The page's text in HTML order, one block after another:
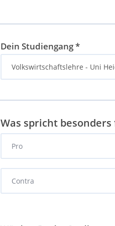
Dein Studiengang*
Was spricht